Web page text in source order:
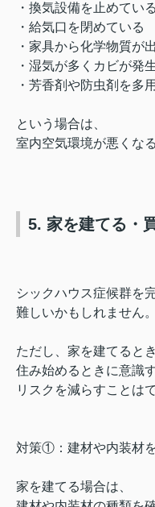
・換気設備を止めている
・給気口を閉めている
・家具から化学物質が
・湿気が多くカビが発
・芳香剤や防虫剤を多
という場合は、
室内空気環境が悪くな
5. 家を建てる・
シックハウス症候群を
難しいかもしれません。
ただし、家を建てると
住み始めるときに意識
リスクを減らすことは
対策①：建材や内装材
家を建てる場合は、